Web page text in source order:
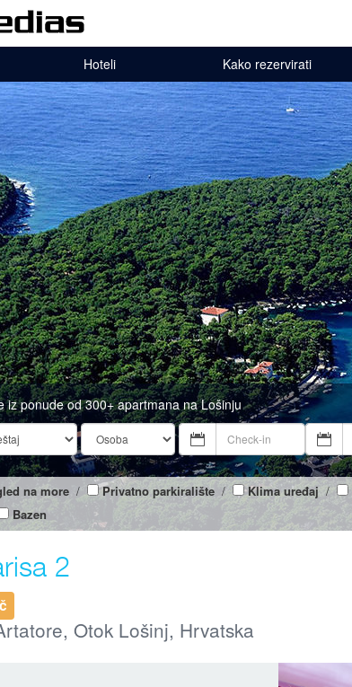
Hoteli Kako rezervirati
iz ponude od 300+ apartmana na Lošinju
na more / Privatno parkiralište / Klima uređaj /
Bazen
2
Otok Lošinj, Hrvatska